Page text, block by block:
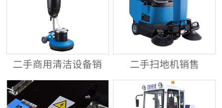
二手商用清洁设备销
二手扫地机销售